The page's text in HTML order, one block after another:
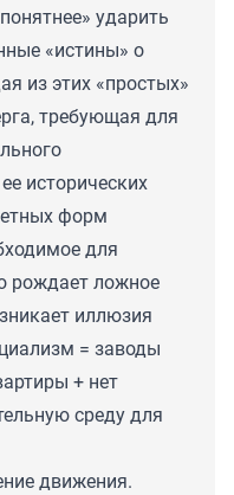
ударить
«истины» о
из этих «простых»
требующая для
исторических
форм
для
рождает ложное
иллюзия
= заводы
+ нет
среду для
движения.